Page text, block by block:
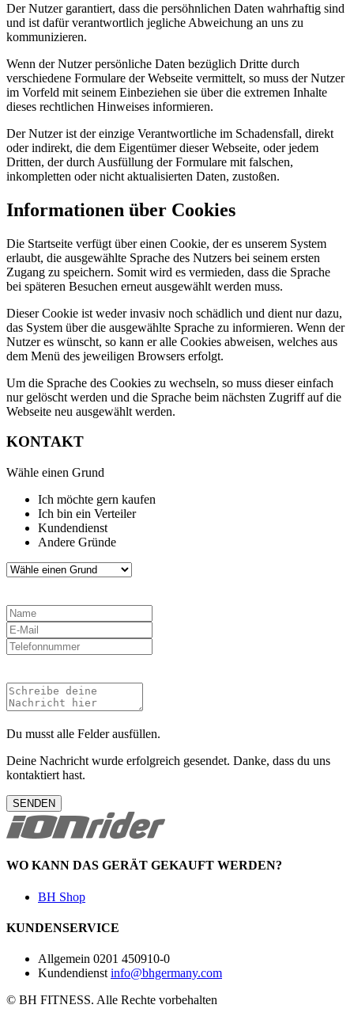
Der Nutzer garantiert, dass die persöhnlichen Daten wahrhaftig sind
und ist dafür verantwortlich jegliche Abweichung an uns zu
kommunizieren.
Wenn der Nutzer persönliche Daten bezüglich Dritte durch
verschiedene Formulare der Webseite vermittelt, so muss der Nutzer
im Vorfeld mit seinem Einbeziehen sie über die extremen Inhalte
dieses rechtlichen Hinweises informieren.
Der Nutzer ist der einzige Verantwortliche im Schadensfall, direkt
oder indirekt, die dem Eigentümer dieser Webseite, oder jedem
Dritten, der durch Ausfüllung der Formulare mit falschen,
inkompletten oder nicht aktualisierten Daten, zustoßen.
Informationen über Cookies
Die Startseite verfügt über einen Cookie, der es unserem System
erlaubt, die ausgewählte Sprache des Nutzers bei seinem ersten
Zugang zu speichern. Somit wird es vermieden, dass die Sprache
bei späteren Besuchen erneut ausgewählt werden muss.
Dieser Cookie ist weder invasiv noch schädlich und dient nur dazu,
das System über die ausgewählte Sprache zu informieren. Wenn der
Nutzer es wünscht, so kann er alle Cookies abweisen, welches aus
dem Menü des jeweiligen Browsers erfolgt.
Um die Sprache des Cookies zu wechseln, so muss dieser einfach
nur gelöscht werden und die Sprache beim nächsten Zugriff auf die
Webseite neu ausgewählt werden.
KONTAKT
Wähle einen Grund
Ich möchte gern kaufen
Ich bin ein Verteiler
Kundendienst
Andere Gründe
Du musst alle Felder ausfüllen.
Deine Nachricht wurde erfolgreich gesendet. Danke, dass du uns
kontaktiert hast.
SENDEN
WO KANN DAS GERÄT GEKAUFT WERDEN?
BH Shop
KUNDENSERVICE
Allgemein 0201 450910-0
Kundendienst info@bhgermany.com
© BH FITNESS. Alle Rechte vorbehalten